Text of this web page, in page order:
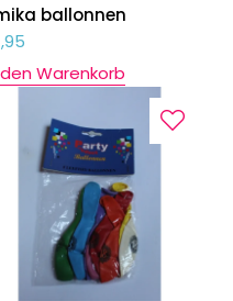
ballonnen
Warenkorb